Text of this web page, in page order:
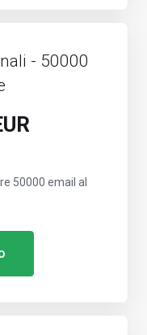
- 50000
50000 email al